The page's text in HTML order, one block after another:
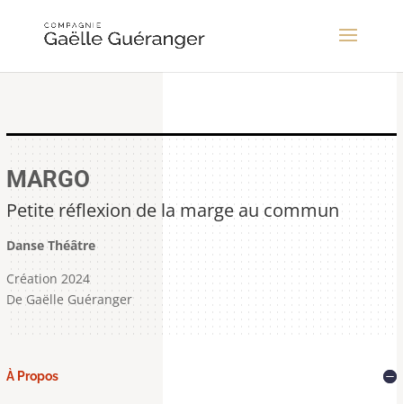
MARGO
Petite réflexion de la marge au commun
Danse Théâtre
Création 2024
De Gaëlle Guéranger
À Propos